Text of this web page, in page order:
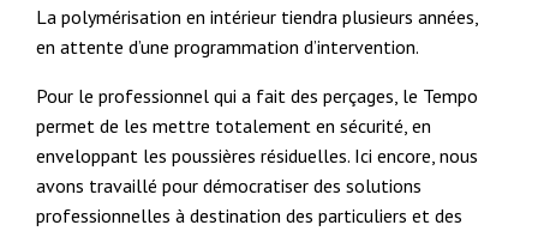
La polymérisation en intérieur tiendra plusieurs années,
en attente d’une programmation d’intervention.
Pour le professionnel qui a fait des perçages, le Tempo
permet de les mettre totalement en sécurité, en
enveloppant les poussières résiduelles. Ici encore, nous
avons travaillé pour démocratiser des solutions
professionnelles à destination des particuliers et des